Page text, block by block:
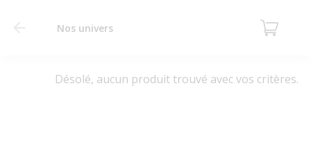
Nos univers
Désolé, aucun produit trouvé avec vos critères.